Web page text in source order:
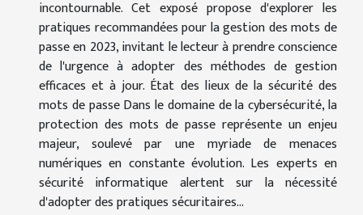
incontournable. Cet exposé propose d'explorer les
pratiques recommandées pour la gestion des mots de
passe en 2023, invitant le lecteur à prendre conscience
de l'urgence à adopter des méthodes de gestion
efficaces et à jour. État des lieux de la sécurité des
mots de passe Dans le domaine de la cybersécurité, la
protection des mots de passe représente un enjeu
majeur, soulevé par une myriade de menaces
numériques en constante évolution. Les experts en
sécurité informatique alertent sur la nécessité
d'adopter des pratiques sécuritaires...